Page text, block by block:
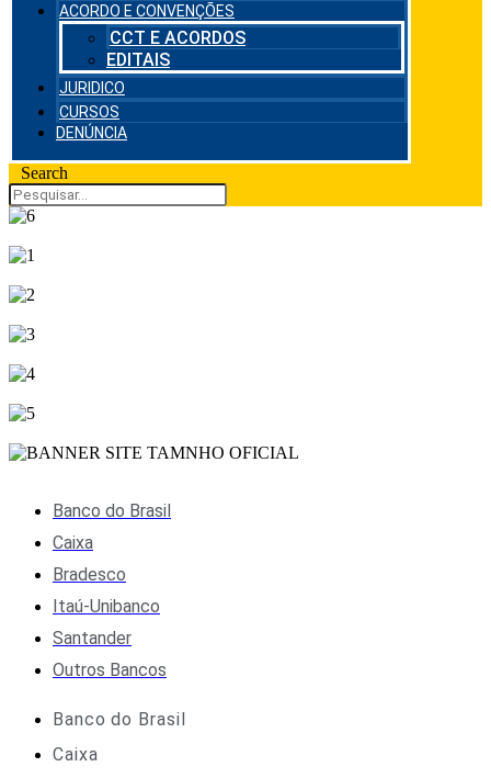
ACORDO E CONVENÇÕES
CCT E ACORDOS
EDITAIS
JURIDICO
CURSOS
DENÚNCIA
Search
Banco do Brasil
Caixa
Bradesco
Itaú-Unibanco
Santander
Outros Bancos
Banco do Brasil
Caixa